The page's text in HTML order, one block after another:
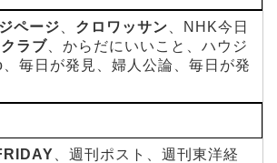
ページ クロワッサン 、NHK今日
ラブ 、からだにいいこと、ハウジ
毎日が発見、婦人公論、毎日が発
、週刊ポスト、週刊東洋経